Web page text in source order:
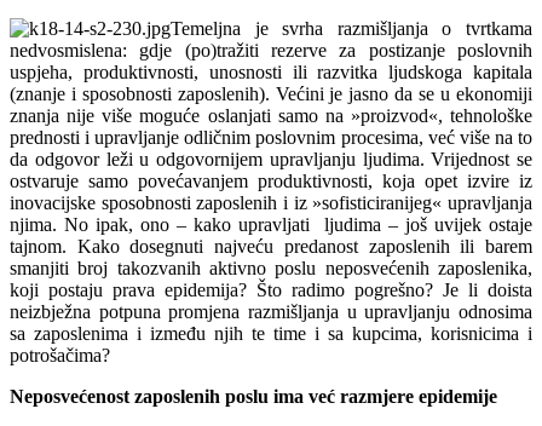
Temeljna je svrha razmišljanja o tvrtkama
nedvosmislena: gdje (po)tražiti rezerve za postizanje poslovnih
uspjeha, produktivnosti, unosnosti ili razvitka ljudskoga kapitala
(znanje i sposobnosti zaposlenih). Većini je jasno da se u ekonomiji
znanja nije više moguće oslanjati samo na »proizvod«, tehnološke
prednosti i upravljanje odličnim poslovnim procesima, već više na to
da odgovor leži u odgovornijem upravljanju ljudima. Vrijednost se
ostvaruje samo povećavanjem produktivnosti, koja opet izvire iz
inovacijske sposobnosti zaposlenih i iz »sofisticiranijeg« upravljanja
njima. No ipak, ono – kako upravljati ljudima – još uvijek ostaje
tajnom. Kako dosegnuti najveću predanost zaposlenih ili barem
smanjiti broj takozvanih aktivno poslu neposvećenih zaposlenika,
koji postaju prava epidemija? Što radimo pogrešno? Je li doista
neizbježna potpuna promjena razmišljanja u upravljanju odnosima
sa zaposlenima i između njih te time i sa kupcima, korisnicima i
potrošačima?
Neposvećenost zaposlenih poslu ima već razmjere epidemije